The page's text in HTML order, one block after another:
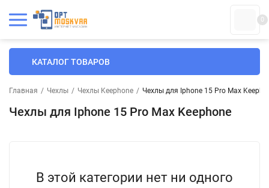
0
КАТАЛОГ ТОВАРОВ
Главная / Чехлы / Чехлы Keephone / Чехлы для Iphone 15 Pro Max
Чехлы для Iphone 15 Pro Max Keephone
В этой категории нет ни одного